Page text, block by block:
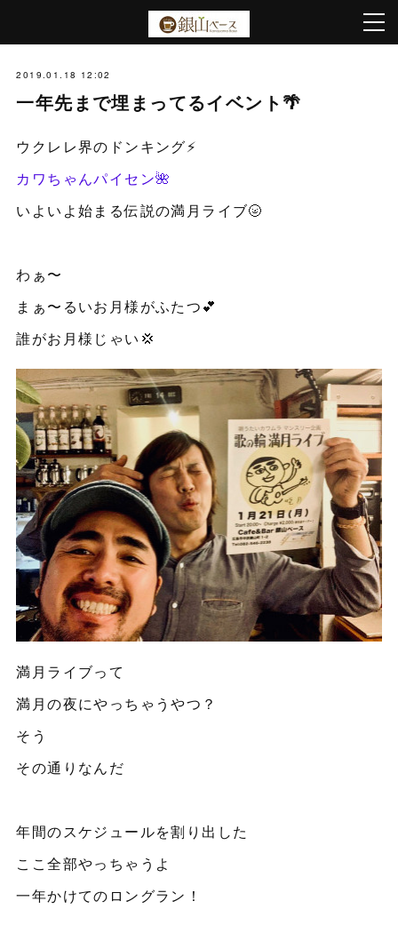
2019.01.18 12:02
一年先まで埋まってるイベント🌴
ウクレレ界のドンキング⚡️
カワちゃんパイセン🌺
いよいよ始まる伝説の満月ライブ🌝
わぁ〜
まぁ〜るいお月様がふたつ💕
誰がお月様じゃい💢
満月ライブって
満月の夜にやっちゃうやつ？
そう
その通りなんだ
年間のスケジュールを割り出した
ここ全部やっちゃうよ
一年かけてのロングラン！